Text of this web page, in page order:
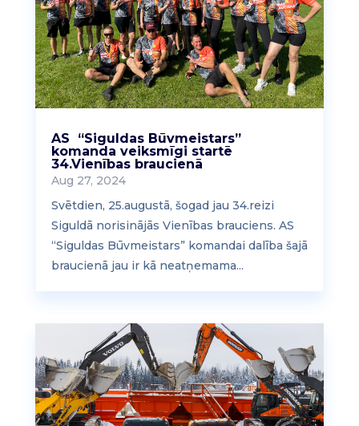
AS “Siguldas Būvmeistars”
komanda veiksmīgi startē
34.Vienības braucienā
Aug 27, 2024
Svētdien, 25.augustā, šogad jau 34.reizi
Siguldā norisinājās Vienības brauciens. AS
“Siguldas Būvmeistars” komandai dalība šajā
braucienā jau ir kā neatņemama...